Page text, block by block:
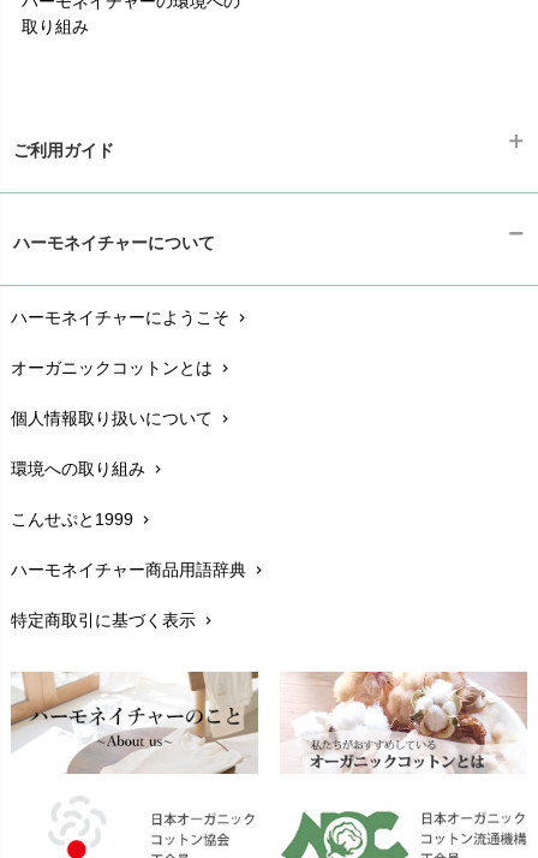
取り組み
ご利用ガイド
配送と送料chevron_right
在庫状況と発送予定chevron_right
サイズ・寸法chevron_right
生地・素材chevron_right
お手入れについて
レビューを書こうchevron_right
返品交換chevron_right
FAXでのご注文
お問い合わせchevron_right
ハーモネイチャーについて
ハーモネイチャーにようこそ chevron_right
オーガニックコットンとは chevron_right
個人情報取り扱いについて chevron_right
環境への取り組み chevron_right
こんせぷと1999 chevron_right
ハーモネイチャー商品用語辞典 chevron_right
特定商取引に基づく表示 chevron_right